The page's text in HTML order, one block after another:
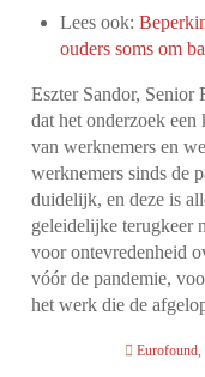
Lees ook:
ouders soms om
Eszter Sandor, Senior
dat het onderzoek
van werknemers en
werknemers sinds de
duidelijk, en deze is
geleidelijke terugkeer
voor ontevredenheid
vóór de pandemie,
het werk die de
Eurofound,